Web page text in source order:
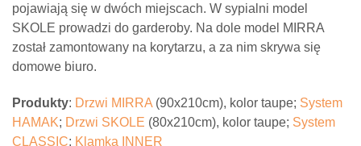
pojawiają się w dwóch miejscach. W sypialni model
SKOLE prowadzi do garderoby. Na dole model MIRRA
został zamontowany na korytarzu, a za nim skrywa się
domowe biuro.
Produkty: Drzwi MIRRA (90x210cm), kolor taupe; System
HAMAK; Drzwi SKOLE (80x210cm), kolor taupe; System
CLASSIC; Klamka INNER